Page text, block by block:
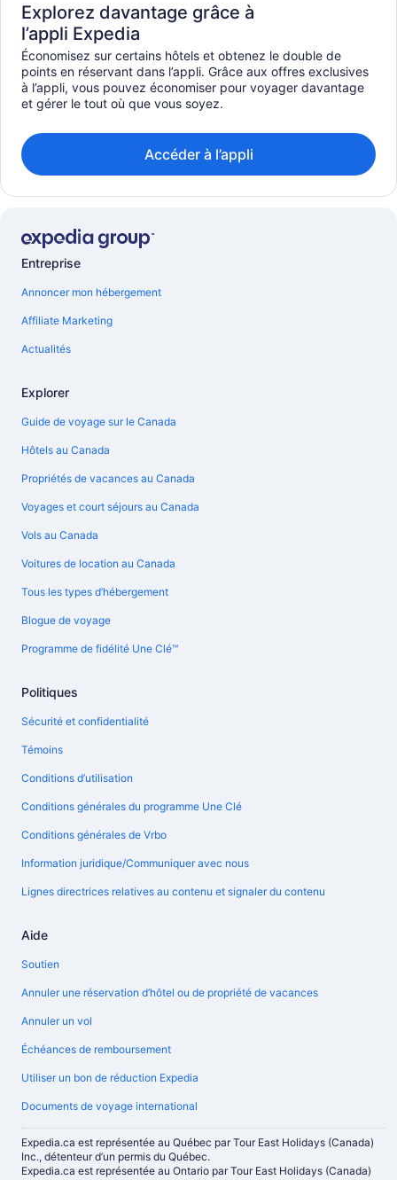
Explorez davantage grâce à
l’appli Expedia
Économisez sur certains hôtels et obtenez le double de
points en réservant dans l’appli. Grâce aux offres exclusives
à l’appli, vous pouvez économiser pour voyager davantage
et gérer le tout où que vous soyez.
Accéder à l’appli
Entreprise
Annoncer mon hébergement
Affiliate Marketing
Actualités
Explorer
Guide de voyage sur le Canada
Hôtels au Canada
Propriétés de vacances au Canada
Voyages et court séjours au Canada
Vols au Canada
Voitures de location au Canada
Tous les types d’hébergement
Blogue de voyage
Programme de fidélité Une Clé™
Politiques
Sécurité et confidentialité
Témoins
Conditions d’utilisation
Conditions générales du programme Une Clé
Conditions générales de Vrbo
Information juridique/Communiquer avec nous
Lignes directrices relatives au contenu et signaler du contenu
Aide
Soutien
Annuler une réservation d’hôtel ou de propriété de vacances
Annuler un vol
Échéances de remboursement
Utiliser un bon de réduction Expedia
Documents de voyage international
Expedia.ca est représentée au Québec par Tour East Holidays (Canada)
Inc., détenteur d’un permis du Québec.
Expedia.ca est représentée au Ontario par Tour East Holidays (Canada)